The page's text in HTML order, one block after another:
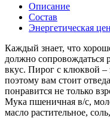
Описание
Состав
Энергетическая
Каждый знает, что
должно сопровождаться
вкус. Пирог с клюквой –
поэтому вам стоит
понравится не только
Мука пшеничная в/с,
масло растительное,